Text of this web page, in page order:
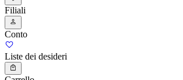
Filiali
Conto
Liste dei desideri